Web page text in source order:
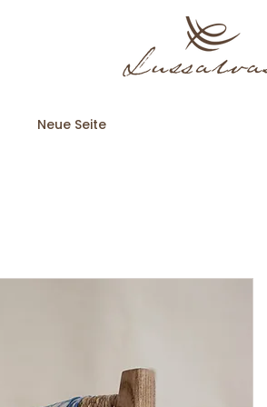
Neue Seite